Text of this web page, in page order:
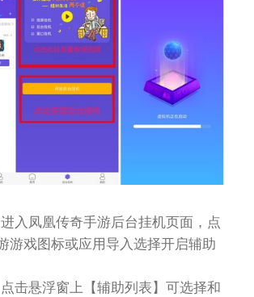
入凤凰传奇手游后台挂机页面，点
游戏图标或应用导入选择开启辅助
击悬浮窗上【辅助列表】可选择和